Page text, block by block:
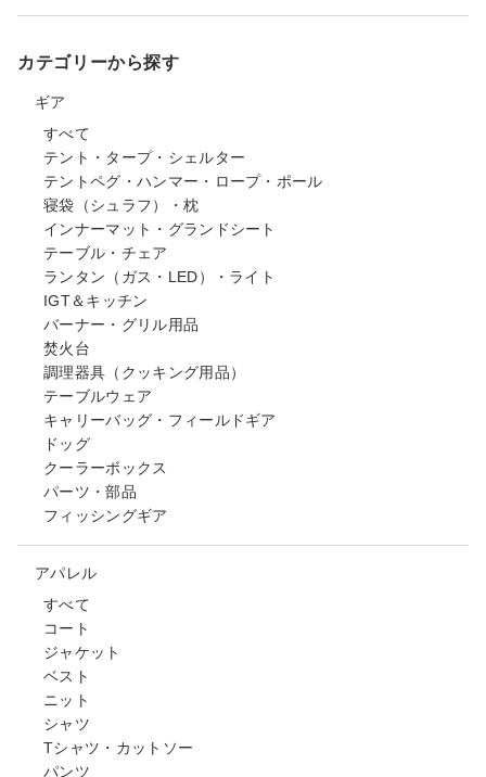
カテゴリーから探す
ギア
すべて
テント・タープ・シェルター
テントペグ・ハンマー・ロープ・ポール
寝袋（シュラフ）・枕
インナーマット・グランドシート
テーブル・チェア
ランタン（ガス・LED）・ライト
IGT＆キッチン
バーナー・グリル用品
焚火台
調理器具（クッキング用品）
テーブルウェア
キャリーバッグ・フィールドギア
ドッグ
クーラーボックス
パーツ・部品
フィッシングギア
アパレル
すべて
コート
ジャケット
ベスト
ニット
シャツ
Tシャツ・カットソー
パンツ